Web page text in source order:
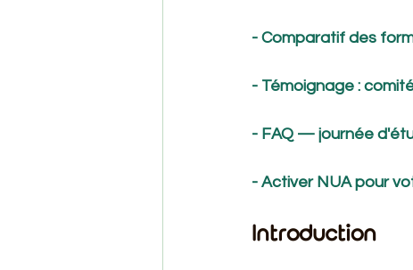
- Comparatif des
- Témoignage :
- FAQ — journée
- Activer NUA pour
Introduction